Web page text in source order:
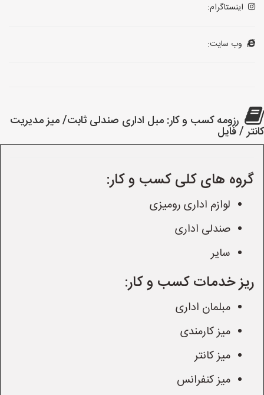
اینستاگرام:
وب سایت:
رزومه کسب و کار: مبل اداری صندلی ثابت/ میز مدیریت
کانتر / فایل
گروه های کلی کسب و کار:
لوازم اداری رومیزی
صندلی اداری
سایر
ریز خدمات کسب و کار:
مبلمان اداری
میز کارمندی
میز کانتر
میز کنفرانس